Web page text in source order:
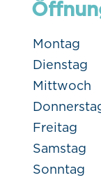
Montag
Dienstag
Mittwoch
Freitag
Samstag
Sonntag